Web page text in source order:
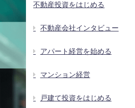
不動産投資をはじめる
不動産会社インタビュー
アパート経営を始める
マンション経営
戸建て投資をはじめる